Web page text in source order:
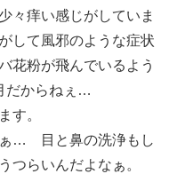
々痒い感じがしていま
して風邪のような症状
花粉が飛んでいるよう
だからねぇ…
す。
ぁ… 目と鼻の洗浄もし
らいんだよなぁ。